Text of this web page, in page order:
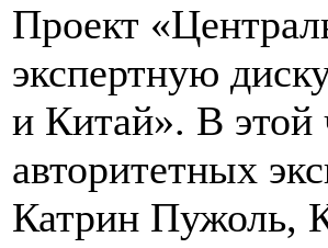
Проект
экспертную
и Китай». В этой
авторитетных
Катрин Пужоль,